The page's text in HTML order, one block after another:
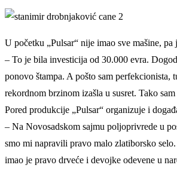
U početku „Pulsar“ nije imao sve mašine,
– To je bila investicija od 30.000 evra.
ponovo štampa. A pošto sam
rekordnom brzinom izašla u susret. Tako
Pored produkcije „Pulsar“ organizuje i
– Na Novosadskom sajmu poljoprivrede u
smo mi napravili pravo malo zlatiborsko
imao je pravo drveće i devojke odevene u